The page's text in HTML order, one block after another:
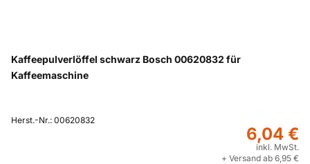
Kaffeepulverlöffel schwarz Bosch 00620832 für
Kaffeemaschine
Herst.-Nr.: 00620832
6,04 €
inkl. MwSt.
+ Versand ab 6,95 €